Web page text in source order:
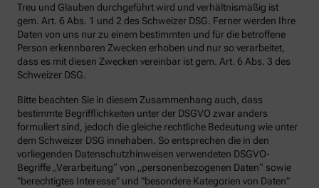
Treu und Glauben durchgeführt wird und verhältnismäßig ist
gem. Art. 6 Abs. 1 und 2 des Schweizer DSG. Ferner werden Ihre
Daten von uns nur zu einem bestimmten und für die betroffene
Person erkennbaren Zwecken erhoben und nur so verarbeitet,
dass es mit diesen Zwecken vereinbar ist gem. Art. 6 Abs. 3 des
Schweizer DSG.
Bitte beachten Sie in diesem Zusammenhang auch, dass
bestimmte Begrifflichkeiten unter der DSGVO zwar anders
formuliert sind, jedoch die gleiche rechtliche Bedeutung wie unter
dem Schweizer DSG innehaben. So entsprechen die in den
vorliegenden Datenschutzhinweisen verwendeten DSGVO-
Begriffe „Verarbeitung“ von „personenbezogenen Daten“ sowie
"berechtigtes Interesse" und "besondere Kategorien von Daten"